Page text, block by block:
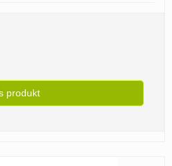
produkt